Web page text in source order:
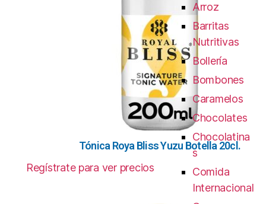
Tónica Roya Bliss Yuzu Botella 20cl.
Regístrate para ver precios
Arroz
Barritas
Nutritivas
Bollería
Bombones
Caramelos
Chocolates
Chocolatina
s
Comida
Internacional